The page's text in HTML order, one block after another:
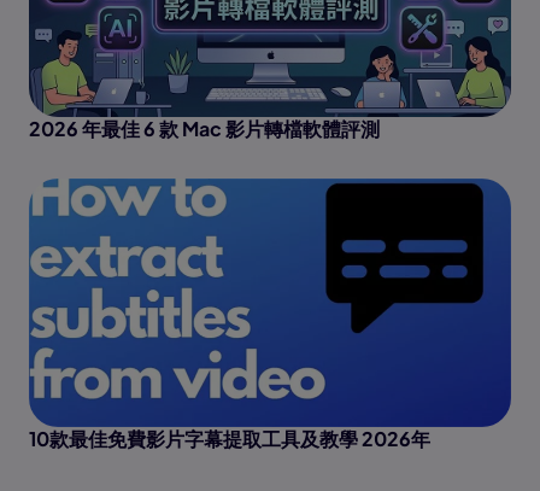
2026 年最佳 6 款 Mac 影片轉檔軟體評測
10款最佳免費影片字幕提取工具及教學 2026年